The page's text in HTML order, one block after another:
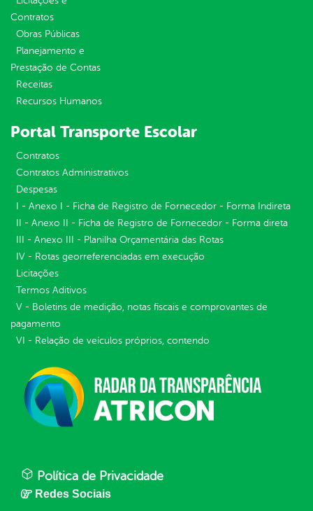
Contratos
Obras Públicas
Planejamento e
Prestação de Contas
Receitas
Recursos Humanos
Portal Transporte Escolar
Contratos
Contratos Administrativos
Despesas
I - Anexo I - Ficha de Registro de Fornecedor - Forma Indireta
II - Anexo II - Ficha de Registro de Fornecedor - Forma direta
III - Anexo III - Planilha Orçamentária das Rotas
IV - Rotas georreferenciadas em execução
Licitações
Termos Aditivos
V - Boletins de medição, notas fiscais e comprovantes de
pagamento
VI - Relação de veículos próprios, contendo
Política de Privacidade
Redes Sociais